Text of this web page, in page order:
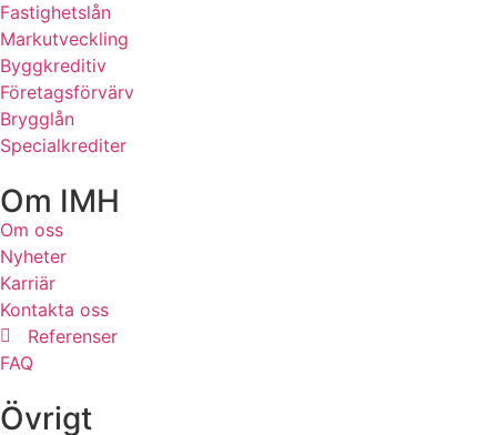
Fastighetslån
Markutveckling
Byggkreditiv
Företagsförvärv
Brygglån
Specialkrediter
Om IMH
Om oss
Nyheter
Karriär
Kontakta oss
Referenser
FAQ
Övrigt